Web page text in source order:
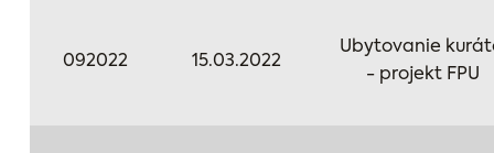
092022 15.03.2022
Ubytovanie
- projekt FPU